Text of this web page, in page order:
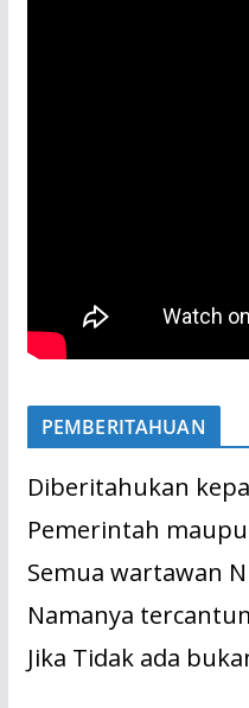
PEMBERITAHUAN
Diberitahukan
Pemerintah
Semua wartawan
Namanya
Jika Tidak ada